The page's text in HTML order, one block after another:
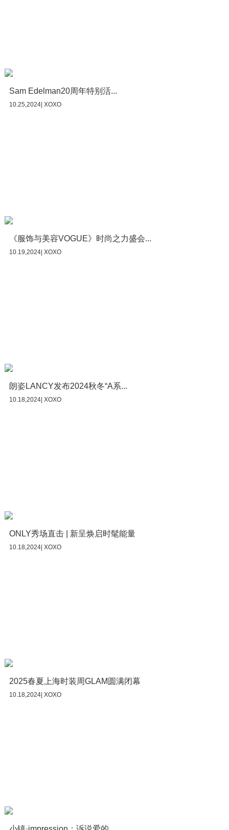
Sam Edelman20周年特别活...
10.25,2024| XOXO
《服饰与美容VOGUE》时尚之力盛会...
10.19,2024| XOXO
朗姿LANCY发布2024秋冬“A系...
10.18,2024| XOXO
ONLY秀场直击 | 新呈焕启时髦能量
10.18,2024| XOXO
2025春夏上海时装周GLAM圆满闭幕
10.18,2024| XOXO